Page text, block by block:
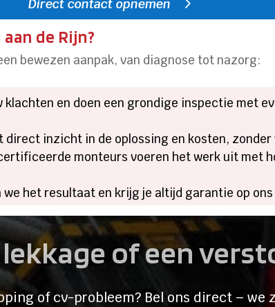
Direct contact opnemen
de Rijn?
bewezen aanpak, van diagnose tot nazorg:
klachten en doen een grondige inspectie met
direct inzicht in de oplossing en kosten,
monteurs voeren het werk uit met
we het resultaat en krijg je altijd garantie op
of een
of cv-probleem? Bel ons direct – we